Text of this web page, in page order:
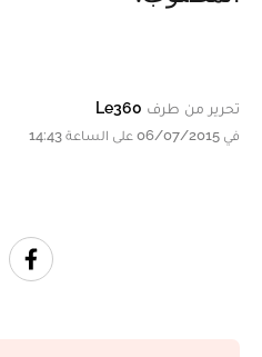
تحرير من طرف Le360
في 06/07/2015 على الساعة 14:43